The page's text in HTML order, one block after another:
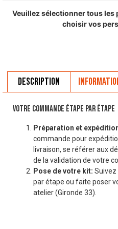
Veuillez sélectionner tous les
choisir vos
Description
VOTRE COMMANDE ÉTAPE PAR ÉTAPE
Préparation et
commande pour
livraison, se référer aux
de la validation de votre
Pose de votre kit: Suivez
par étape ou faite poser
atelier (Gironde 33).